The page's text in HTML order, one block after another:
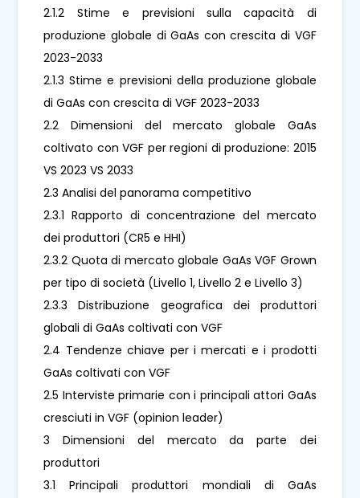
2.1.2 Stime e previsioni sulla capacità di
produzione globale di GaAs con crescita di VGF
2023-2033
2.1.3 Stime e previsioni della produzione globale
di GaAs con crescita di VGF 2023-2033
2.2 Dimensioni del mercato globale GaAs
coltivato con VGF per regioni di produzione: 2015
VS 2023 VS 2033
2.3 Analisi del panorama competitivo
2.3.1 Rapporto di concentrazione del mercato
dei produttori (CR5 e HHI)
2.3.2 Quota di mercato globale GaAs VGF Grown
per tipo di società (Livello 1, Livello 2 e Livello 3)
2.3.3 Distribuzione geografica dei produttori
globali di GaAs coltivati ​​con VGF
2.4 Tendenze chiave per i mercati e i prodotti
GaAs coltivati ​​con VGF
2.5 Interviste primarie con i principali attori GaAs
cresciuti in VGF (opinion leader)
3 Dimensioni del mercato da parte dei
produttori
3.1 Principali produttori mondiali di GaAs